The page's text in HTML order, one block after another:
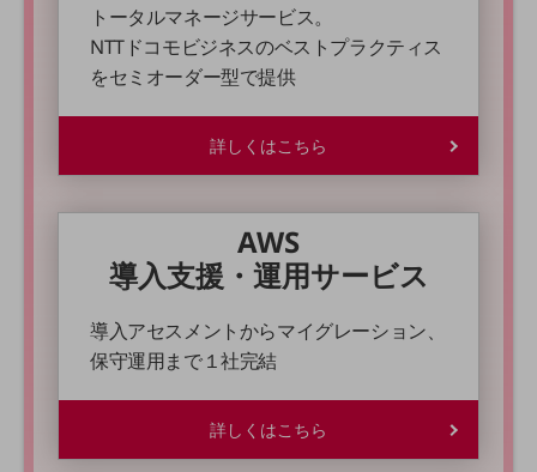
法人向けスマホ・携帯に関する、
おすすめの機種、料金やサービスをご紹介
タフネススマートフォン
データ通信製品
ドコモケータイ
通信モジュール製品
衛星携帯電話
IOT完了済みメーカーブランド製品
トータルマネージサービス。
NTTドコモビジネスのベストプラクティス
をセミオーダー型で提供
詳しくはこちら
AWS
導入支援・運用サービス
導入アセスメントからマイグレーション、
保守運用まで１社完結
詳しくはこちら